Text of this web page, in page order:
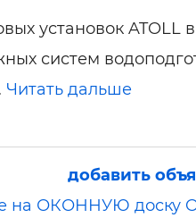
установок ATOLL в
систем
Читать дальше
добавить
на ОКОННУЮ доску